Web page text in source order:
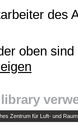
des
oben
Zentrum für Luft- und